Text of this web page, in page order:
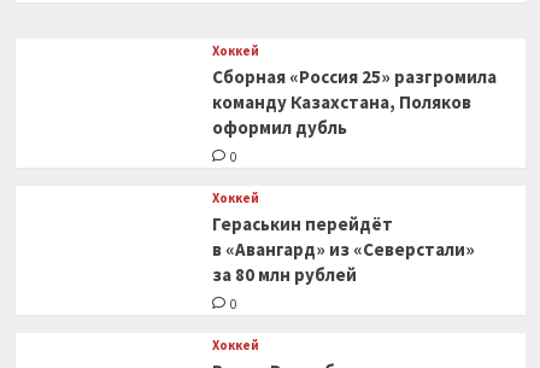
Хоккей
Сборная «Россия 25» разгромила
команду Казахстана, Поляков
оформил дубль
0
Хоккей
Гераськин перейдёт
в «Авангард» из «Северстали»
за 80 млн рублей
0
Хоккей